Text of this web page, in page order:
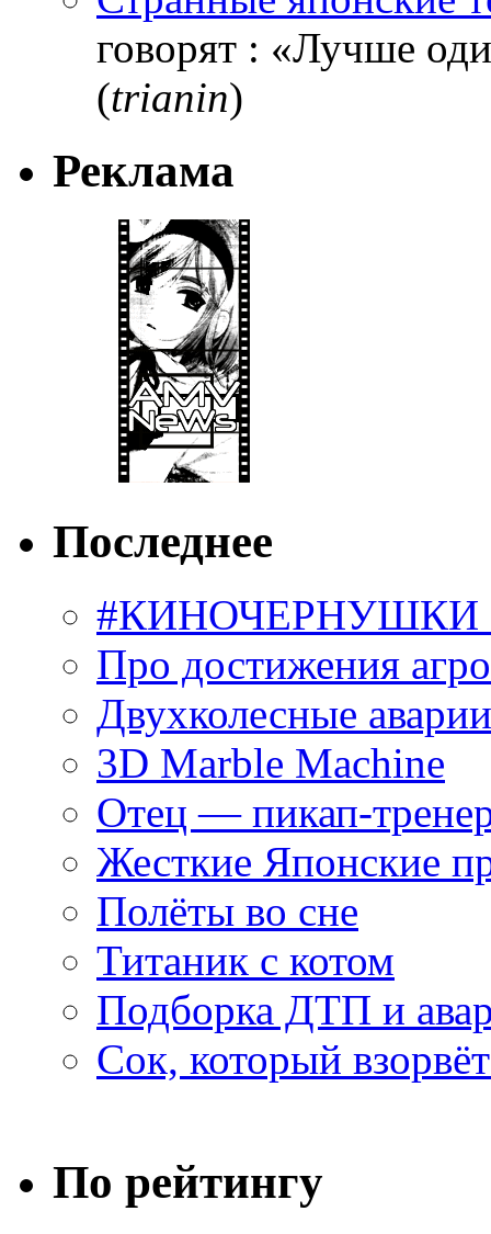
говорят : «Лучше
(trianin)
Реклама
Последнее
#КИНОЧЕРНУШКИ
Про достижения
Двухколесные
3D Marble Machine
Отец — пикап-
Жесткие Японские
Полёты во сне
Титаник с котом
Подборка ДТП и
Сок, который
По рейтингу